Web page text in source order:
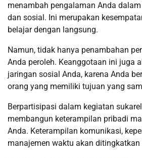
menambah pengalaman Anda
dan sosial. Ini merupakan
belajar dengan langsung.
Namun, tidak hanya penambahan
Anda peroleh. Keanggotaan ini juga
jaringan sosial Anda, karena Anda
orang yang memiliki tujuan yang
Berpartisipasi dalam kegiatan
membangun keterampilan pribadi
Anda. Keterampilan komunikasi,
manajemen waktu akan